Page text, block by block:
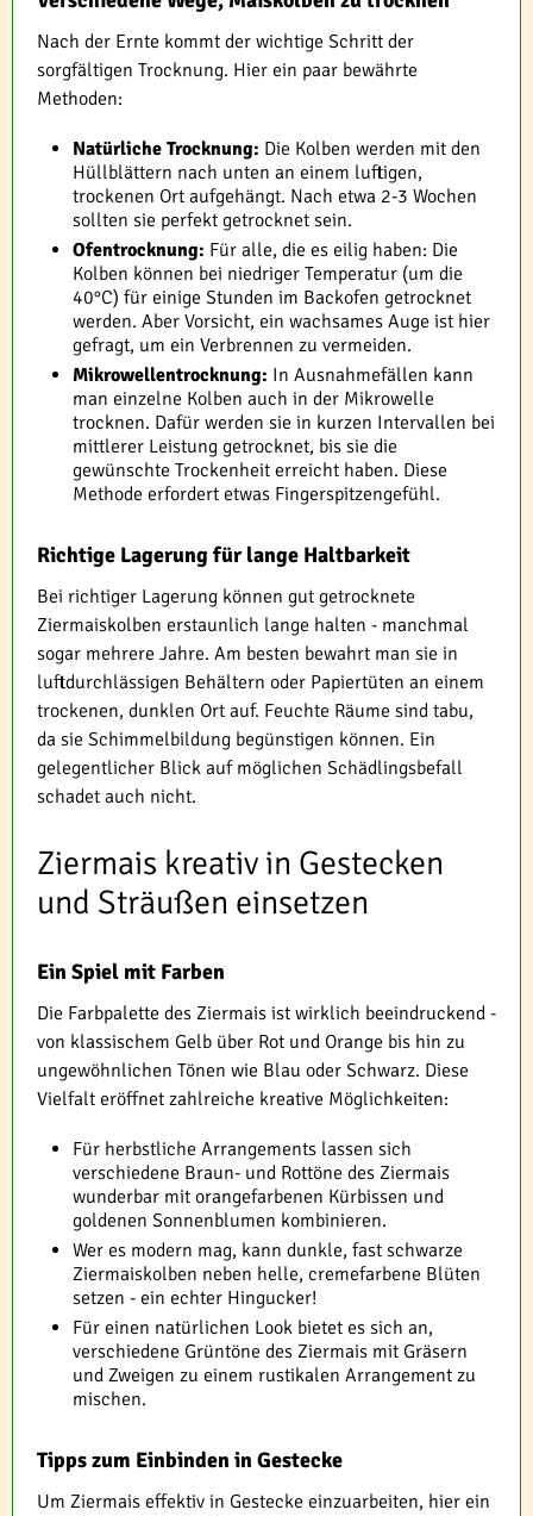
Nach der Ernte kommt der wichtige Schritt der
sorgfältigen Trocknung. Hier ein paar bewährte
Methoden:
Natürliche Trocknung: Die Kolben werden mit den
Hüllblättern nach unten an einem luftigen,
trockenen Ort aufgehängt. Nach etwa 2-3 Wochen
sollten sie perfekt getrocknet sein.
Ofentrocknung: Für alle, die es eilig haben: Die
Kolben können bei niedriger Temperatur (um die
40°C) für einige Stunden im Backofen getrocknet
werden. Aber Vorsicht, ein wachsames Auge ist hier
gefragt, um ein Verbrennen zu vermeiden.
Mikrowellentrocknung: In Ausnahmefällen kann
man einzelne Kolben auch in der Mikrowelle
trocknen. Dafür werden sie in kurzen Intervallen bei
mittlerer Leistung getrocknet, bis sie die
gewünschte Trockenheit erreicht haben. Diese
Methode erfordert etwas Fingerspitzengefühl.
Richtige Lagerung für lange Haltbarkeit
Bei richtiger Lagerung können gut getrocknete
Ziermaiskolben erstaunlich lange halten - manchmal
sogar mehrere Jahre. Am besten bewahrt man sie in
luftdurchlässigen Behältern oder Papiertüten an einem
trockenen, dunklen Ort auf. Feuchte Räume sind tabu,
da sie Schimmelbildung begünstigen können. Ein
gelegentlicher Blick auf möglichen Schädlingsbefall
schadet auch nicht.
Ziermais kreativ in Gestecken
und Sträußen einsetzen
Ein Spiel mit Farben
Die Farbpalette des Ziermais ist wirklich beeindruckend -
von klassischem Gelb über Rot und Orange bis hin zu
ungewöhnlichen Tönen wie Blau oder Schwarz. Diese
Vielfalt eröffnet zahlreiche kreative Möglichkeiten:
Für herbstliche Arrangements lassen sich
verschiedene Braun- und Rottöne des Ziermais
wunderbar mit orangefarbenen Kürbissen und
goldenen Sonnenblumen kombinieren.
Wer es modern mag, kann dunkle, fast schwarze
Ziermaiskolben neben helle, cremefarbene Blüten
setzen - ein echter Hingucker!
Für einen natürlichen Look bietet es sich an,
verschiedene Grüntöne des Ziermais mit Gräsern
und Zweigen zu einem rustikalen Arrangement zu
mischen.
Tipps zum Einbinden in Gestecke
Um Ziermais effektiv in Gestecke einzuarbeiten, hier ein